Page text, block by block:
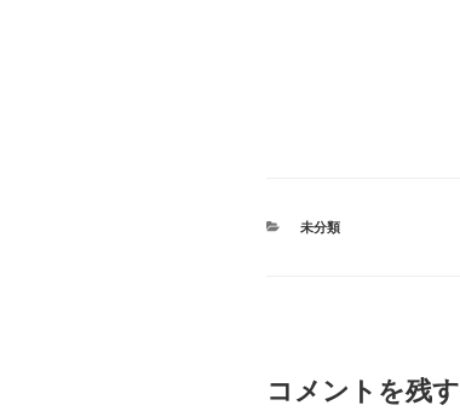
カ
未分類
コメントを残す